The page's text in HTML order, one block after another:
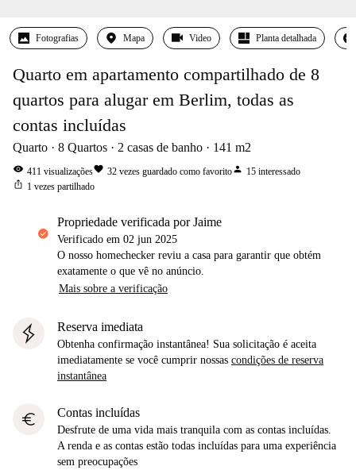
Fotografias Mapa Video Planta detalhada
Quarto em apartamento compartilhado de 8
quartos para alugar em Berlim, todas as
contas incluídas
Quarto 8 Quartos 2 casas de banho 141 m2
visibility 411 visualizaçõesfavorite 32 vezes guardado como favoritoperson 15 interessado
ios_share 1 vezes partilhado
propriedade verificada por Jaime
Verificado em 02 jun 2025
O nosso homechecker reviu a casa para garantir que obtém
exatamente o que vê no anúncio.
Mais sobre a verificação
Reserva imediata
Obtenha confirmação instantânea! Sua solicitação é aceita
imediatamente se você cumprir nossas condições de reserva
instantânea
euro Contas incluídas
Desfrute de uma vida mais tranquila com as contas incluídas.
A renda e as contas estão todas incluídas para uma experiência
sem preocupações